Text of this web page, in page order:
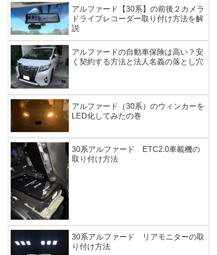
アルファード【30系】の前後２カメラ
ドライブレコーダー取り付け方法を解
説
アルファードの自動車保険は高い？安
く契約する方法と法人名義の落とし穴
アルファード（30系）のウィンカーを
LED化してみたの巻
30系アルファード ETC2.0車載機の
取り付け方法
30系アルファード リアモニターの取
り付け方法